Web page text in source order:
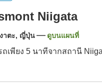
Niigata
าตะ, ญี่ปุ่น ดูบนแผนที่
ถเพียง 5 นาทีจากสถานี